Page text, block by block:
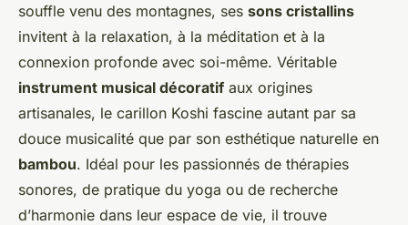
souffle venu des montagnes, ses sons cristallins
invitent à la relaxation, à la méditation et à la
connexion profonde avec soi-même. Véritable
instrument musical décoratif aux origines
artisanales, le carillon Koshi fascine autant par sa
douce musicalité que par son esthétique naturelle en
bambou. Idéal pour les passionnés de thérapies
sonores, de pratique du yoga ou de recherche
d’harmonie dans leur espace de vie, il trouve